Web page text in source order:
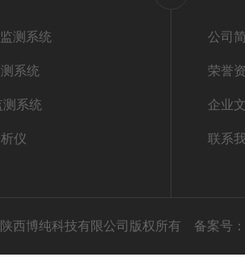
测系统
系统
系统
仪
公司
荣誉
企业
联系
西博纯科技有限公司版权所有 备案号